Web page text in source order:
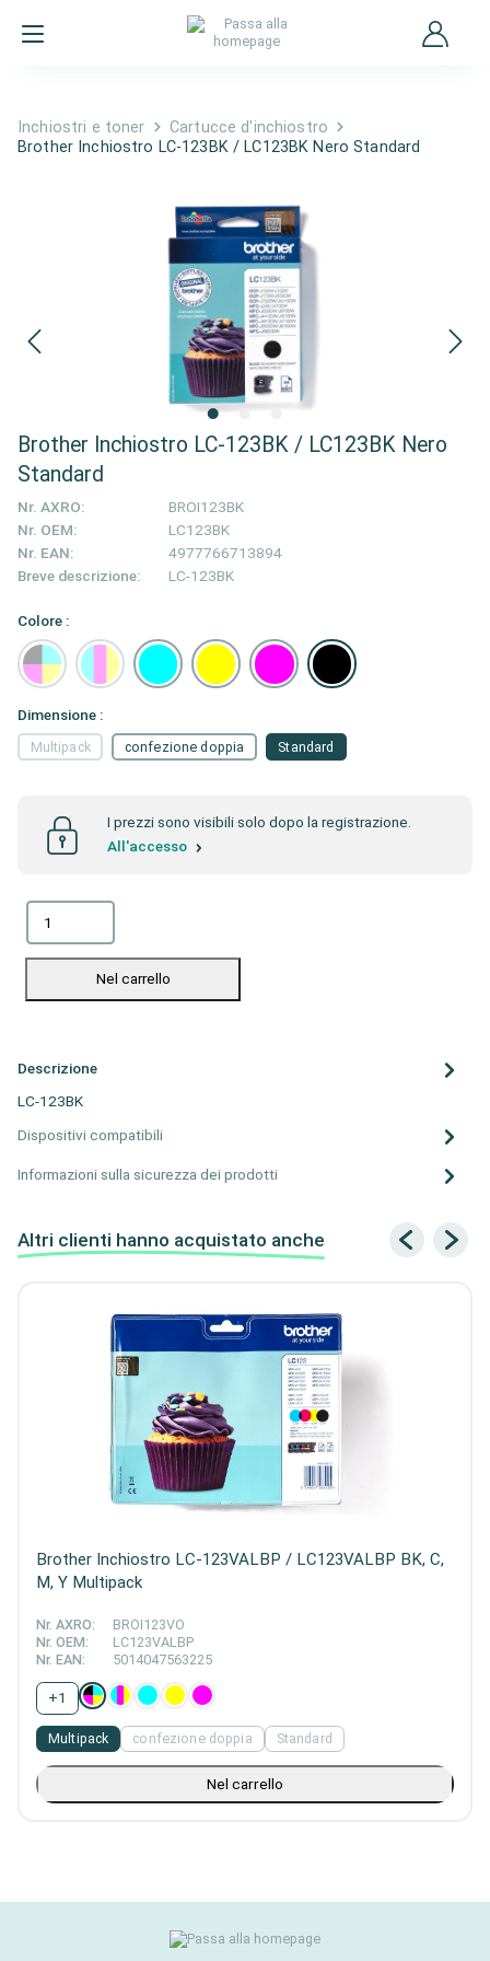
Inchiostri e toner
Cartucce d'inchiostro
Brother Inchiostro LC-123BK / LC123BK Nero Standard
Brother Inchiostro LC-123BK / LC123BK Nero
Standard
Nr. AXRO:
BROI123BK
Nr. OEM:
LC123BK
Nr. EAN:
4977766713894
Breve descrizione:
LC-123BK
Colore :
Dimensione :
Multipack confezione doppia Standard
I prezzi sono visibili solo dopo la registrazione.
All'accesso
Nel carrello
Descrizione
LC-123BK
Dispositivi compatibili
Informazioni sulla sicurezza dei prodotti
Altri clienti hanno acquistato anche
Brother Inchiostro LC-123VALBP / LC123VALBP BK, C,
M, Y Multipack
Nr. AXRO:
BROI123VO
Nr. OEM:
LC123VALBP
Nr. EAN:
5014047563225
+1
Multipack confezione doppia Standard
Nel carrello